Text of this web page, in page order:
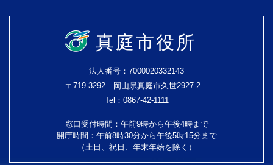
真庭市役所
法人番号：7000020332143
〒719-3292 岡山県真庭市久世2927-2
Tel：0867-42-1111
窓口受付時間：午前9時から午後4時まで
開庁時間：午前8時30分から午後5時15分まで
（土日、祝日、年末年始を除く）